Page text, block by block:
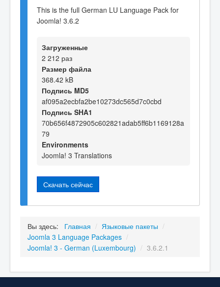
This is the full German LU Language Pack for
Joomla! 3.6.2
Загруженные
2 212 раз
Размер файла
368.42 kB
Подпись MD5
af095a2ecbfa2be10273dc565d7c0cbd
Подпись SHA1
70b656f4872905c602821adab5ff6b1169128a
79
Environments
Joomla! 3 Translations
Скачать сейчас
Вы здесь: Главная / Языковые пакеты /
Joomla 3 Language Packages /
Joomla! 3 - German (Luxembourg) / 3.6.2.1